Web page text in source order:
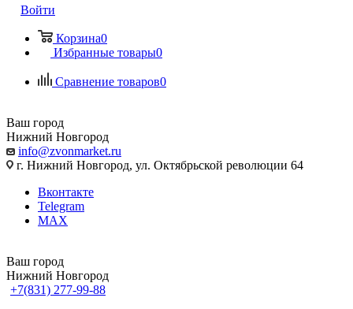
Войти
Корзина0
Избранные товары0
Сравнение товаров0
Ваш город
Нижний Новгород
info@zvonmarket.ru
г. Нижний Новгород, ул. Октябрьской революции 64
Вконтакте
Telegram
MAX
Ваш город
Нижний Новгород
+7(831) 277-99-88